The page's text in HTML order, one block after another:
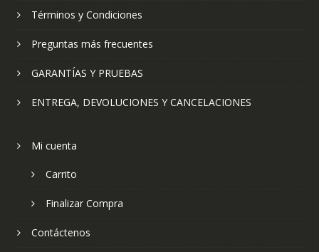
Términos y Condiciones
Preguntas más frecuentes
GARANTÍAS Y PRUEBAS
ENTREGA, DEVOLUCIONES Y CANCELACIONES
Mi cuenta
Carrito
Finalizar Compra
Contáctenos